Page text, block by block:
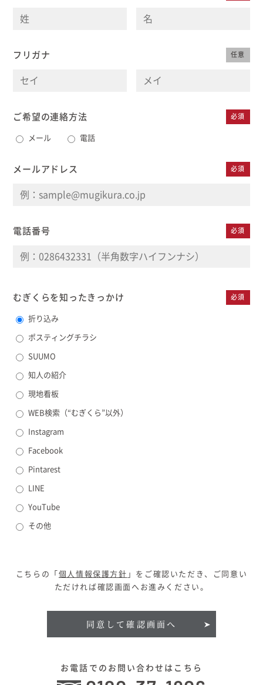
フリガナ 任意
ご希望の連絡方法 必須
メール 電話
メールアドレス 必須
電話番号 必須
むぎくらを知ったきっかけ 必須
折り込み
ポスティングチラシ
SUUMO
知人の紹介
現地看板
WEB検索（“むぎくら”以外）
Instagram
Facebook
Pintarest
LINE
YouTube
その他
こちらの「個人情報保護方針 」をご確認いただき、ご同意い
ただければ確認画面へお進みください。
同意して確認画面へ
お電話でのお問い合わせはこちら